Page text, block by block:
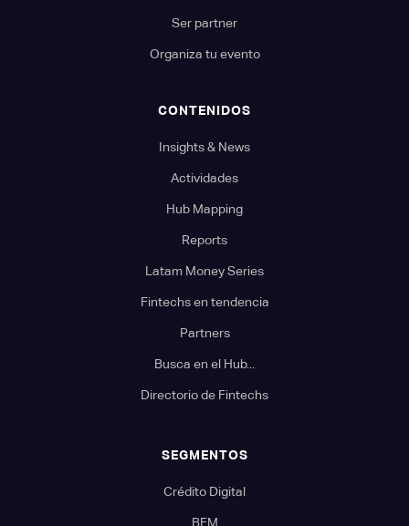
Ser partner
Organiza tu evento
CONTENIDOS
Insights & News
Actividades
Hub Mapping
Reports
Latam Money Series
Fintechs en tendencia
Partners
Busca en el Hub...
Directorio de Fintechs
SEGMENTOS
Crédito Digital
BFM